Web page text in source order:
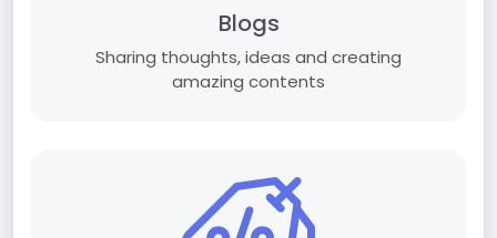
Blogs
Sharing thoughts, ideas and creating
amazing contents